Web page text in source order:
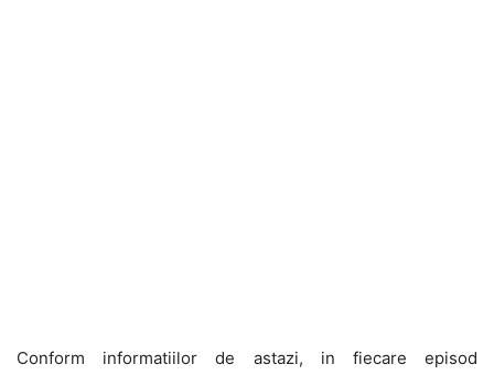
Conform informatiilor de astazi, in fiecare episod